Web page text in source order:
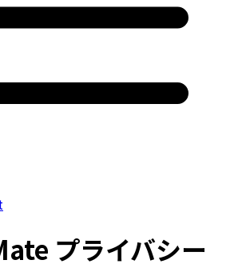
プライバシー